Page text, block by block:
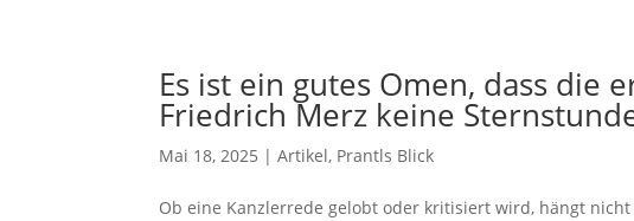
Es ist ein gutes Omen, dass die
Friedrich Merz keine
Mai 18, 2025 |Artikel, Prantls Blick
Ob eine Kanzlerrede gelobt oder kritisiert wird, hängt